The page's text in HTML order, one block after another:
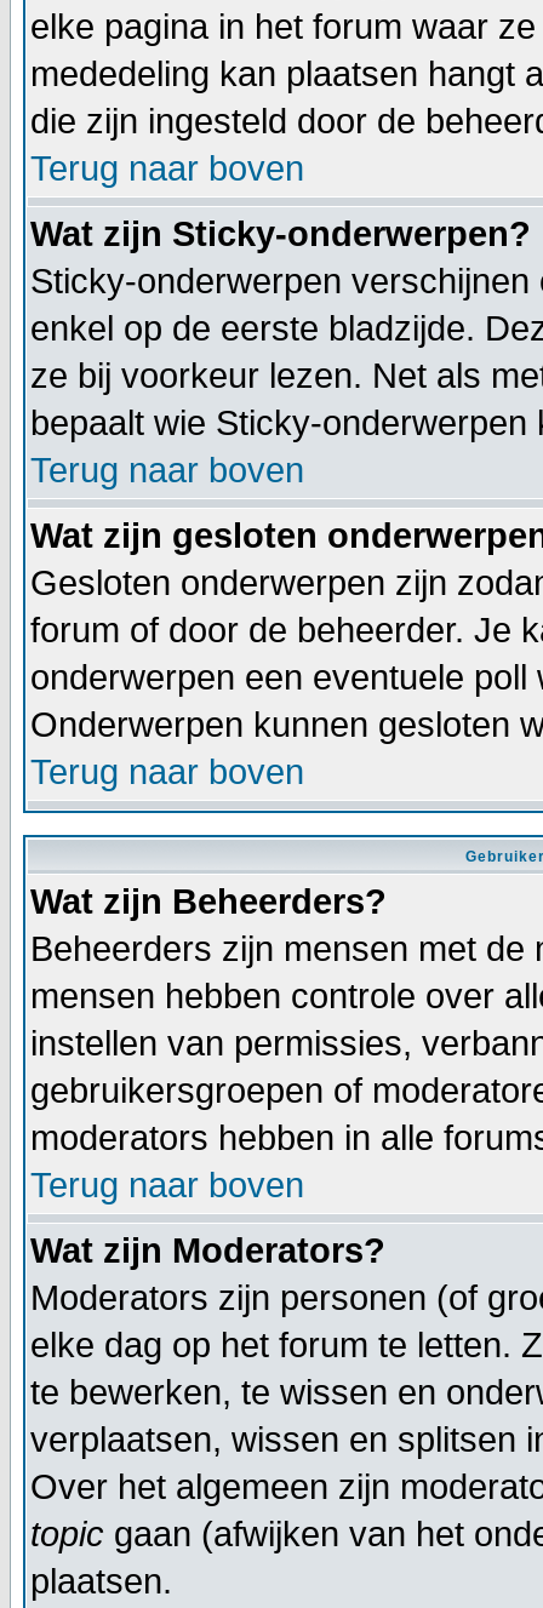
elke pagina in het forum waar
mededeling kan plaatsen hangt
die zijn ingesteld door de
Terug naar boven
Wat zijn Sticky-onderwerpen?
Sticky-onderwerpen
enkel op de eerste bladzijde.
ze bij voorkeur lezen. Net als
bepaalt wie Sticky-
Terug naar boven
Wat zijn gesloten
Gesloten onderwerpen zijn
forum of door de beheerder. Je
onderwerpen een eventuele
Onderwerpen kunnen gesloten
Terug naar boven
Wat zijn Beheerders?
Beheerders zijn mensen met
mensen hebben controle over
instellen van permissies,
gebruikersgroepen of
moderators hebben in alle
Terug naar boven
Wat zijn Moderators?
Moderators zijn personen (of
elke dag op het forum te letten.
te bewerken, te wissen en
verplaatsen, wissen en splitsen
Over het algemeen zijn
topic gaan (afwijken van het
plaatsen.